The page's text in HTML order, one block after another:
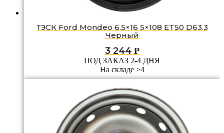
ТЗСК Ford Mondeo 6.5×16 5×108 ET50 D63.3
Черный
3 244 Р
ПОД ЗАКАЗ 2-4 ДНЯ
На складе >4